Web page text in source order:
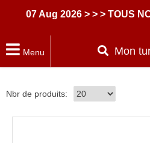
07 Aug 2026 > > > TOUS NOS
Menu Mon
Nbr de produits: